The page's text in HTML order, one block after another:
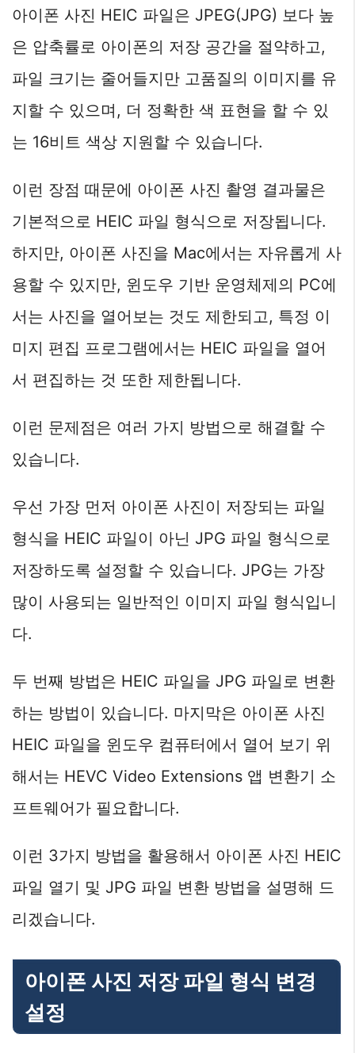
아이폰 사진 HEIC 파일은 JPEG(JPG) 보다 높
은 압축률로 아이폰의 저장 공간을 절약하고,
파일 크기는 줄어들지만 고품질의 이미지를 유
지할 수 있으며, 더 정확한 색 표현을 할 수 있
는 16비트 색상 지원할 수 있습니다.
이런 장점 때문에 아이폰 사진 촬영 결과물은
기본적으로 HEIC 파일 형식으로 저장됩니다.
하지만, 아이폰 사진을 Mac에서는 자유롭게 사
용할 수 있지만, 윈도우 기반 운영체제의 PC에
서는 사진을 열어보는 것도 제한되고, 특정 이
미지 편집 프로그램에서는 HEIC 파일을 열어
서 편집하는 것 또한 제한됩니다.
이런 문제점은 여러 가지 방법으로 해결할 수
있습니다.
우선 가장 먼저 아이폰 사진이 저장되는 파일
형식을 HEIC 파일이 아닌 JPG 파일 형식으로
저장하도록 설정할 수 있습니다. JPG는 가장
많이 사용되는 일반적인 이미지 파일 형식입니
다.
두 번째 방법은 HEIC 파일을 JPG 파일로 변환
하는 방법이 있습니다. 마지막은 아이폰 사진
HEIC 파일을 윈도우 컴퓨터에서 열어 보기 위
해서는 HEVC Video Extensions 앱 변환기 소
프트웨어가 필요합니다.
이런 3가지 방법을 활용해서 아이폰 사진 HEIC
파일 열기 및 JPG 파일 변환 방법을 설명해 드
리겠습니다.
아이폰 사진 저장 파일 형식 변경
설정